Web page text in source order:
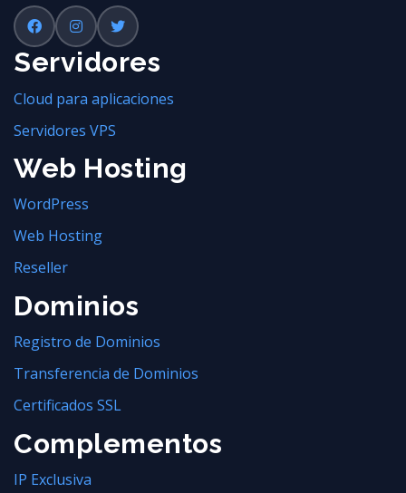
Servidores
Cloud para aplicaciones
Servidores VPS
Web Hosting
WordPress
Web Hosting
Reseller
Dominios
Registro de Dominios
Transferencia de Dominios
Certificados SSL
Complementos
IP Exclusiva